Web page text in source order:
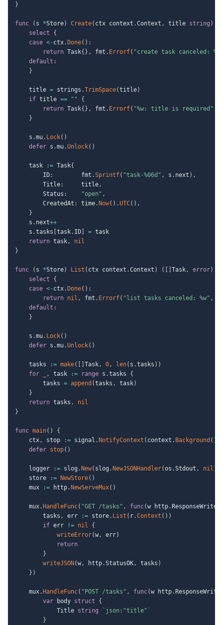
}
func ( s *Store) Create( ctx context .Context , title string )
select
{
case <- ctx. Done( ) :
return Task{ } , fmt . Errorf( "create task canceled:
default :
}
	title
= strings .TrimSpace(title)
if title == ""
{
return Task{ } , fmt . Errorf( "%w: title is required" ,
}
	s
.mu. Lock( )
defer s .mu.Unlock( )
	task
:= Task{
		ID
:
        fmt
.Sprintf( "task-%06d" , s . next ) ,
		Title
:
     title
,
		Status
: "open" ,
		CreatedAt
: time. Now( ) .UTC( ) ,
}
	s
. next++
	s
.tasks task. ID = task
return task,
nil
}
func ( s *Store) List ( ctx context .Context ) ( Task, error)
select
{
case <- ctx. Done( ) :
return nil , fmt . Errorf( "list tasks canceled: %w" ,
default :
}
	s
.mu. Lock( )
defer s .mu.Unlock( )
	tasks
:= make( Task, 0, len( s .tasks ) )
for
, task := range s .tasks {
		tasks
= append (tasks , task)
}
return tasks ,
nil
}
func main( )
{
	ctx
, stop := signal . NotifyContext ( context . Background ( )
defer stop( )
	logger
:= slog . New( slog . NewJSONHandler(os .Stdout , nil )
	store
:= NewStore( )
	mux
:= http. NewServeMux( )
	mux
. HandleFunc( "GET /tasks" , func(w http. ResponseWriter
		tasks
, err := store. List ( r.Context ( ) )
if err != nil
{
writeError(w, err)
return
}
writeJSON (w, http.StatusOK, tasks )
} )
	mux
. HandleFunc( "POST /tasks" , func(w http.
var body struct
{
			Title
string
`json:"title"`
}